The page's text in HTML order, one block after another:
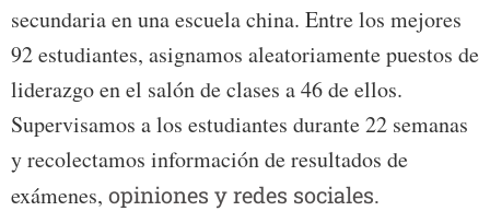
secundaria en una escuela china. Entre los mejores
92 estudiantes, asignamos aleatoriamente puestos de
liderazgo en el salón de clases a 46 de ellos.
Supervisamos a los estudiantes durante 22 semanas
y recolectamos información de resultados de
exámenes, opiniones y redes sociales.